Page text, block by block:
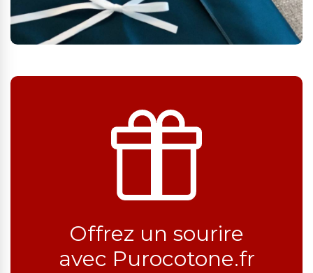
Offrez un sourire
avec Purocotone.fr